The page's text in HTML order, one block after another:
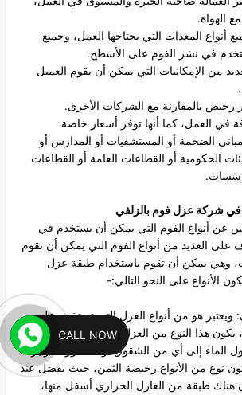
الهواة.
أنواع المعدات التي يحتاجها العمل، وجميع
في نشر الفوم على الأسطح.
من الإمكانيات التي يمكن أن يقوم العميل
بالمقارنة مع الشركات الأخرى.
في العمل، كما أنها توفر أسعار خاصة
الضخمة أو المستشفيات أو المدارس أو
الحكومية أو القطاعات العامة أو القطاعات
في شركة عزل فوم بالزلفي
عن أنواع الفوم التي يمكن أن يستخدم في
على العديد من أنواع الفوم التي يمكن أن تقوم
وهي يمكن أن تقوم باستخدام طبقة عزل
الأنواع على النحو التالي:-
هو من أنواع العزل التي تستخدم على
يكون هذا النوع من العزل متخصص في عمل
الماء إلى أي من الشقوق أو الكسور الموجودة
نوع من الأنواع رخيصة الثمن، حيث يفضل عند
هناك طبقة من العازل الحراري أسفل منها،
CALL NOW